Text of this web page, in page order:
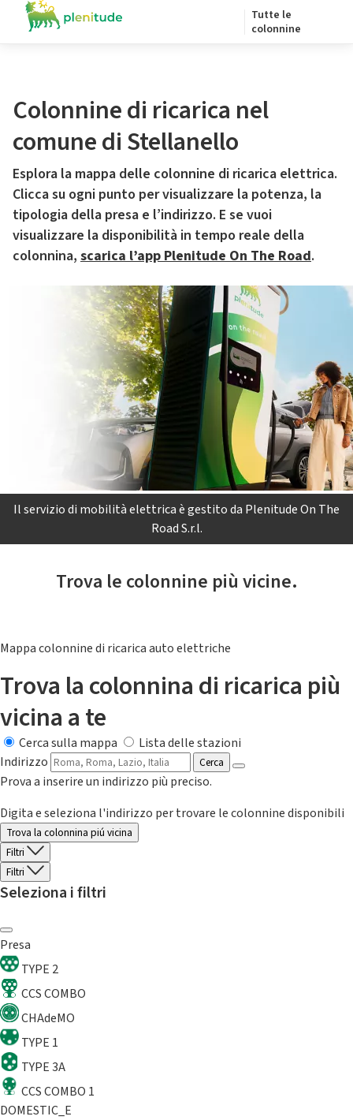
Tutte le
colonnine
Colonnine di ricarica nel
comune di Stellanello
Esplora la mappa delle colonnine di ricarica elettrica.
Clicca su ogni punto per visualizzare la potenza, la
tipologia della presa e l’indirizzo. E se vuoi
visualizzare la disponibilità in tempo reale della
colonnina, scarica l’app Plenitude On The Road.
Il servizio di mobilità elettrica è gestito da Plenitude On The
Road S.r.l.
Trova le colonnine più vicine.
Mappa colonnine di ricarica auto elettriche
Trova la colonnina di ricarica più
vicina a te
Cerca sulla mappa
Lista delle stazioni
Indirizzo
Cerca
Prova a inserire un indirizzo più preciso.
Digita e seleziona l'indirizzo per trovare le colonnine disponibili
Trova la colonnina piú vicina
Filtri
Filtri
Seleziona i filtri
Presa
TYPE 2
CCS COMBO
CHAdeMO
TYPE 1
TYPE 3A
CCS COMBO 1
DOMESTIC_E